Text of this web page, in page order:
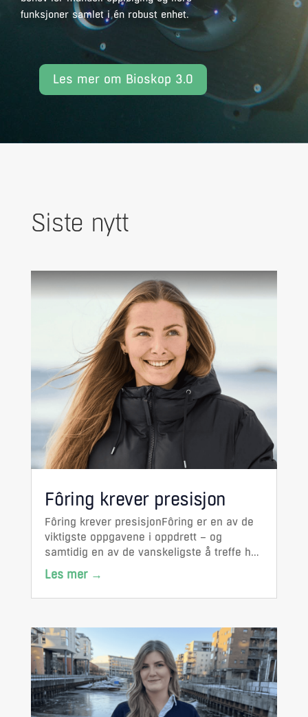
funksjoner samlet i én robust enhet.
Les mer om Bioskop 3.0
Siste nytt
Fôring krever presisjon
Fôring krever presisjonFôring er en av de
viktigste oppgavene i oppdrett – og
samtidig en av de vanskeligste å treffe helt
riktig. Nå styrker OptoScale satsingen på
området og får med seg Sigrid Venås på
laget. Målet er å koble sanntidsdata tettere